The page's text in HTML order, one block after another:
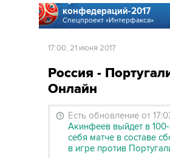
конфедераций-2017
Спецпроект «Интерфакса»
17:00, 21 июня 2017
Россия -
Онлайн
Есть обновление от
Акинфеев выйдет в
себя матче в составе
в игре против